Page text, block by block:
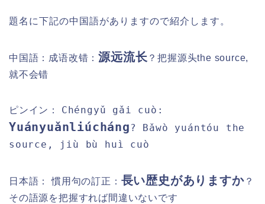
題名に下記の中国語がありますので紹介します 。
中国語：成语改错：源远流长 ？把握源头the source,
就不会错
ピンイン： Chéngyǔ gǎi cuò:
Yuányuǎnliúcháng ? Bǎwò yuántóu the
source, jiù bù huì cuò
日本語：慣用句の訂正： 長い歴史がありますか？
その語源を把握すれば間違いないです